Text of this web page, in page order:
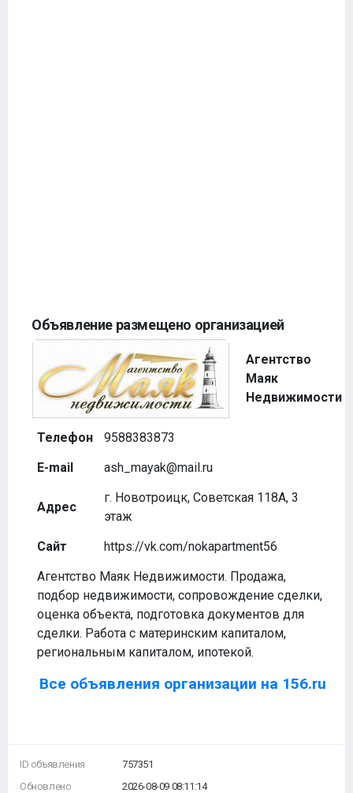
Объявление размещено организацией
Агентство
Маяк
Недвижимости
Телефон
9588383873
E-mail
ash_mayak@mail.ru
Адрес
г. Новотроицк, Советская 118А, 3
этаж
Сайт
https://vk.com/nokapartment56
Агентство Маяк Недвижимости. Продажа,
подбор недвижимости, сопровождение сделки,
оценка объекта, подготовка документов для
сделки. Работа с материнским капиталом,
региональным капиталом, ипотекой.
Все объявления организации на 156.ru
ID объявления
Обновлено
757351
2026-08-09 08:11:14